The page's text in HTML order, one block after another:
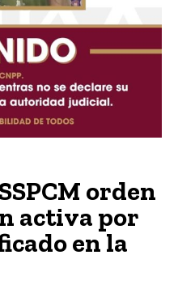
orden
activa por
en la